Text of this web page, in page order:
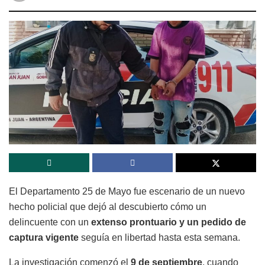
El Departamento 25 de Mayo fue escenario de un nuevo
hecho policial que dejó al descubierto cómo un
delincuente con un extenso prontuario y un pedido de
captura vigente seguía en libertad hasta esta semana.
La investigación comenzó el 9 de septiembre, cuando